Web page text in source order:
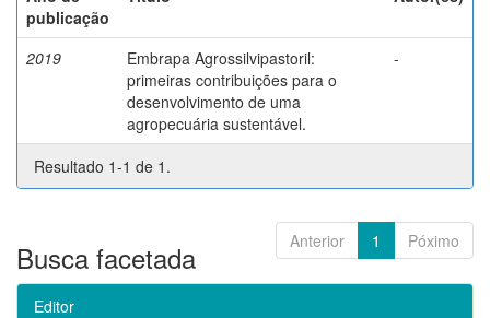
publicação
2019
Embrapa Agrossilvipastoril:
primeiras contribuições para o
desenvolvimento de uma
agropecuária sustentável.
-
Resultado 1-1 de 1.
Anterior 1 Póximo
Busca facetada
Editor